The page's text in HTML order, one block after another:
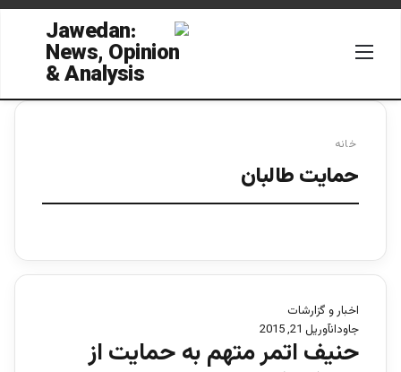
خانه
حمایت طالبان
اخبار و گزارشات
جاودانآوریل 21, 2015
حنیف اتمر متهم به حمایت از